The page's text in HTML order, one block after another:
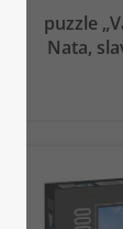
puzzle
Nata,